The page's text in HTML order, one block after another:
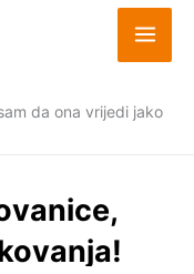
da ona vrijedi jako